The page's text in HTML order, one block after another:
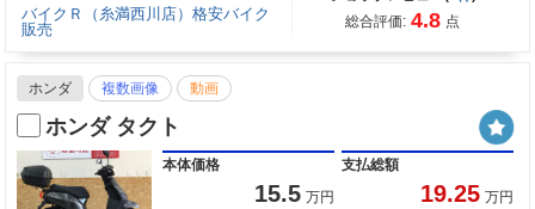
バイクＲ（糸満西川店）格安バイク
販売
総合評価: 4.8 点
ホンダ 複数画像 動画
ホンダ タクト
本体価格
15.5 万円
支払総額
19.25 万円